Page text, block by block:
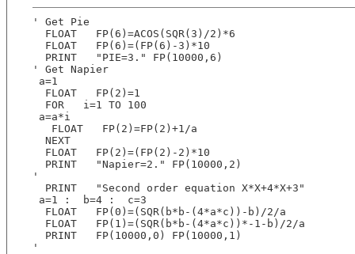
' Get Pie
  FLOAT   FP(6)=ACOS(SQR(3)/2)*6
  FLOAT   FP(6)=(FP(6)-3)*10
  PRINT   "PIE=3." FP(10000,6)
' Get Napier
a=1
  FLOAT   FP(2)=1
  FOR   i=1 TO 100
a=a*i
   FLOAT   FP(2)=FP(2)+1/a
  NEXT
  FLOAT   FP(2)=(FP(2)-2)*10
  PRINT   "Napier=2." FP(10000,2)
'
  PRINT   "Second order equation X*X+4*X+3"
a=1 :  b=4 :  c=3
  FLOAT   FP(0)=(SQR(b*b-(4*a*c))-b)/2/a
  FLOAT   FP(1)=(SQR(b*b-(4*a*c))*-1-b)/2/a
  PRINT   FP(10000,0) FP(10000,1)
'